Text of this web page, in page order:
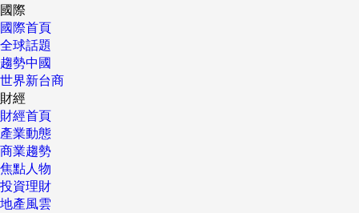
國際
國際首頁
全球話題
趨勢中國
世界新台商
財經
財經首頁
產業動態
商業趨勢
焦點人物
投資理財
地產風雲